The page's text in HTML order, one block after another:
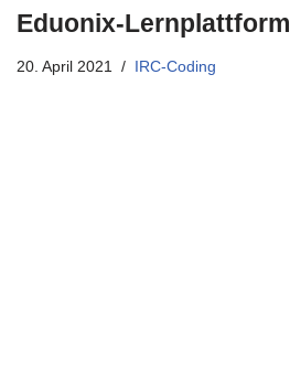
Eduonix-Lernplattform
20. April 2021 IRC-Coding